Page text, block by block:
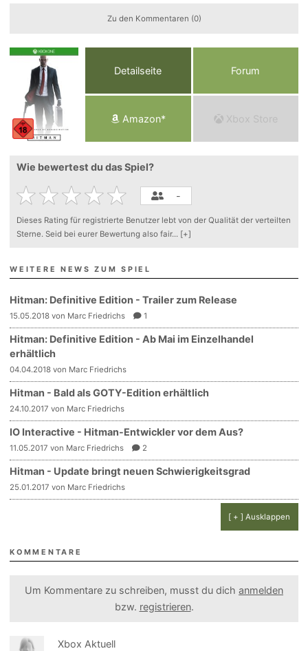
Zu den Kommentaren (0)
Detailseite Forum
Amazon* Xbox Store
Wie bewertest du das Spiel?
-
Dieses Rating für registrierte Benutzer lebt von der Qualität der verteilten
Sterne. Seid bei eurer Bewertung also fair... [+]
WEITERE NEWS ZUM SPIEL
Hitman: Definitive Edition - Trailer zum Release
15.05.2018 von Marc Friedrichs 1
Hitman: Definitive Edition - Ab Mai im Einzelhandel
erhältlich
04.04.2018 von Marc Friedrichs
Hitman - Bald als GOTY-Edition erhältlich
24.10.2017 von Marc Friedrichs
IO Interactive - Hitman-Entwickler vor dem Aus?
11.05.2017 von Marc Friedrichs 2
Hitman - Update bringt neuen Schwierigkeitsgrad
25.01.2017 von Marc Friedrichs
[ + ] Ausklappen
KOMMENTARE
Um Kommentare zu schreiben, musst du dich anmelden
bzw. registrieren.
Xbox Aktuell